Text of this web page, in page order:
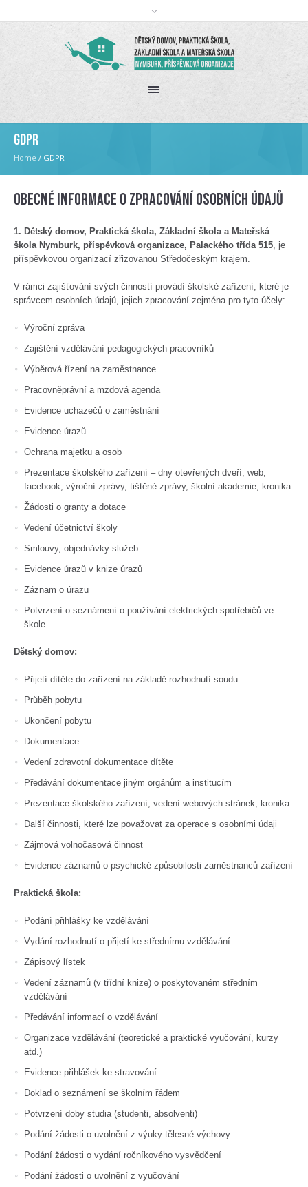
GDPR
Home / GDPR
Obecné informace o zpracování osobních údajů
1. Dětský domov, Praktická škola, Základní škola a Mateřská
škola Nymburk, příspěvková organizace, Palackého třída 515, je
příspěvkovou organizací zřizovanou Středočeským krajem.
V rámci zajišťování svých činností provádí školské zařízení, které je
správcem osobních údajů, jejich zpracování zejména pro tyto účely:
Výroční zpráva
Zajištění vzdělávání pedagogických pracovníků
Výběrová řízení na zaměstnance
Pracovněprávní a mzdová agenda
Evidence uchazečů o zaměstnání
Evidence úrazů
Ochrana majetku a osob
Prezentace školského zařízení – dny otevřených dveří, web,
facebook, výroční zprávy, tištěné zprávy, školní akademie, kronika
Žádosti o granty a dotace
Vedení účetnictví školy
Smlouvy, objednávky služeb
Evidence úrazů v knize úrazů
Záznam o úrazu
Potvrzení o seznámení o používání elektrických spotřebičů ve
škole
Dětský domov:
Přijetí dítěte do zařízení na základě rozhodnutí soudu
Průběh pobytu
Ukončení pobytu
Dokumentace
Vedení zdravotní dokumentace dítěte
Předávání dokumentace jiným orgánům a institucím
Prezentace školského zařízení, vedení webových stránek, kronika
Další činnosti, které lze považovat za operace s osobními údaji
Zájmová volnočasová činnost
Evidence záznamů o psychické způsobilosti zaměstnanců zařízení
Praktická škola:
Podání přihlášky ke vzdělávání
Vydání rozhodnutí o přijetí ke střednímu vzdělávání
Zápisový lístek
Vedení záznamů (v třídní knize) o poskytovaném středním
vzdělávání
Předávání informací o vzdělávání
Organizace vzdělávání (teoretické a praktické vyučování, kurzy
atd.)
Evidence přihlášek ke stravování
Doklad o seznámení se školním řádem
Potvrzení doby studia (studenti, absolventi)
Podání žádosti o uvolnění z výuky tělesné výchovy
Podání žádosti o vydání ročníkového vysvědčení
Podání žádosti o uvolnění z vyučování